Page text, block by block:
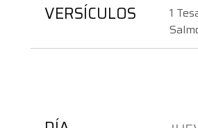
VERSÍCULOS
1